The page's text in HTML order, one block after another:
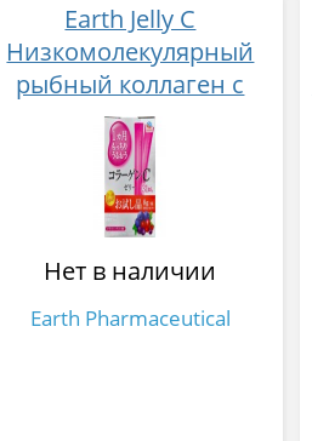
Earth Jelly C
Низкомолекулярный
рыбный коллаген с
витамином С и 5
активных компонентов
с ягодным вкусом 8 гр
31 стик
Нет в наличии
Earth Pharmaceutical